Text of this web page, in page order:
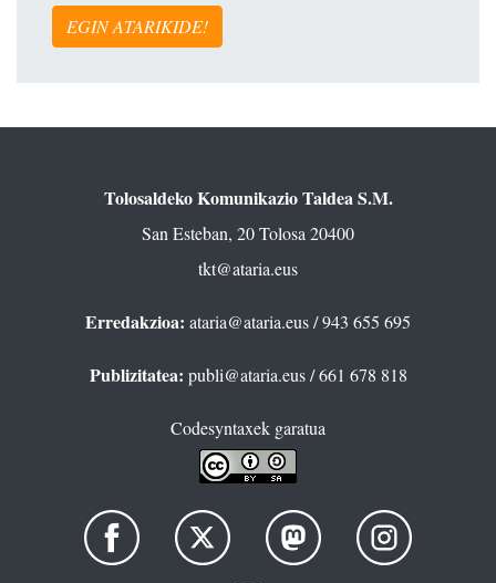
EGIN ATARIKIDE!
Tolosaldeko Komunikazio Taldea S.M.
San Esteban, 20 Tolosa 20400
tkt@ataria.eus
Erredakzioa: ataria@ataria.eus/ 943 655 695
Publizitatea: publi@ataria.eus/ 661 678 818
Codesyntaxek garatua